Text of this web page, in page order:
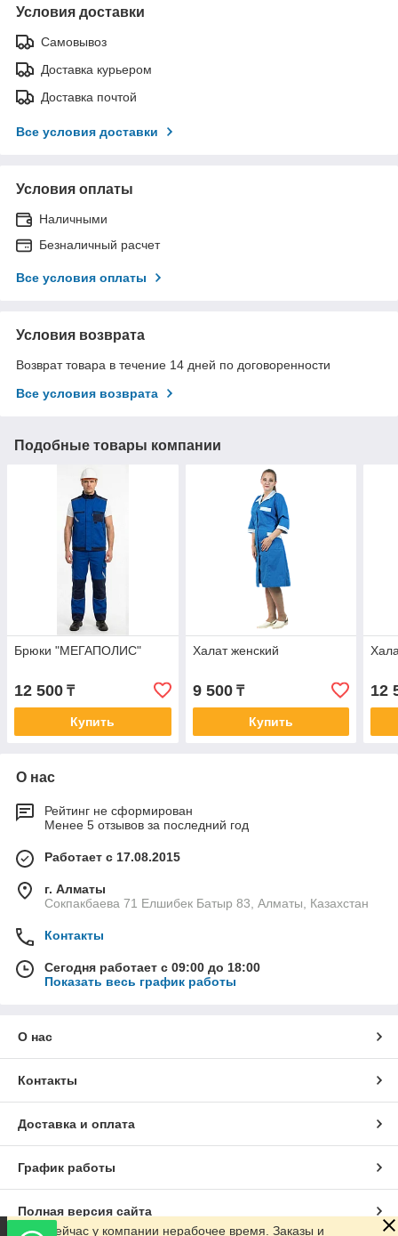
Условия доставки
Самовывоз
Доставка курьером
Доставка почтой
Все условия доставки
Условия оплаты
Наличными
Безналичный расчет
Все условия оплаты
Условия возврата
Возврат товара в течение 14 дней по договоренности
Все условия возврата
Подобные товары компании
Брюки "МЕГАПОЛИС"
12 500 ₸
Купить
Халат женский
9 500₸
Купить
12
О нас
Рейтинг не сформирован
Менее 5 отзывов за последний год
Работает с 17.08.2015
г. Алматы
Сокпакбаева 71 Елшибек Батыр 83, Алматы, Казахстан
Контакты
Сегодня работает с 09:00 до 18:00
Показать весь график работы
О нас
Контакты
Доставка и оплата
График работы
Полная версия сайта
Сейчас у компании нерабочее время. Заказы и